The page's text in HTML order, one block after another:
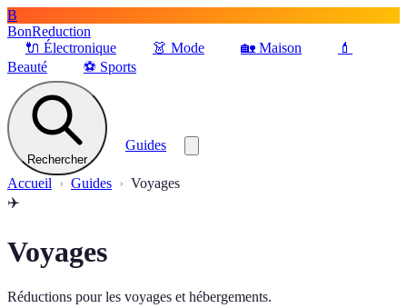
B
BonReduction
🔌 Électronique 👗 Mode 🏡 Maison
💄
Beauté
⚽️ Sports
Rechercher
Guides
Accueil Guides
Voyages
✈️
Voyages
Réductions pour les voyages et hébergements.